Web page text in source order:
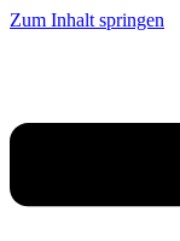
Zum Inhalt springen